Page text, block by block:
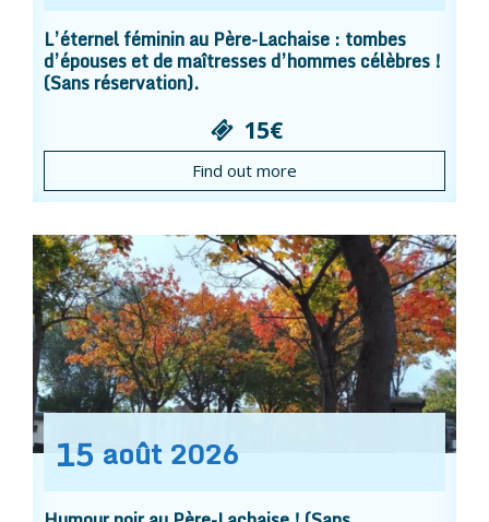
L’éternel féminin au Père-Lachaise : tombes
d’épouses et de maîtresses d’hommes célèbres !
(Sans réservation).
15€
Find out more
15 août 2026